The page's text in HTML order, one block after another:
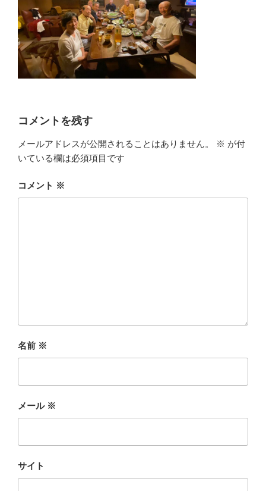
コメントを残す
メールアドレスが公開されることはありません。 ※ が付
いている欄は必須項目です
コメント ※
名前 ※
メール ※
サイト